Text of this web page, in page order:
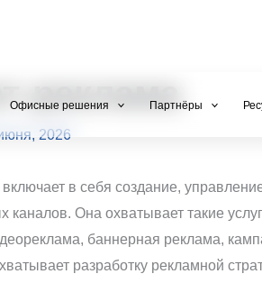
Офисные решения Партнёры
реклама
2026
в себя создание,
Она охватывает такие
баннерная реклама,
разработку рекламной